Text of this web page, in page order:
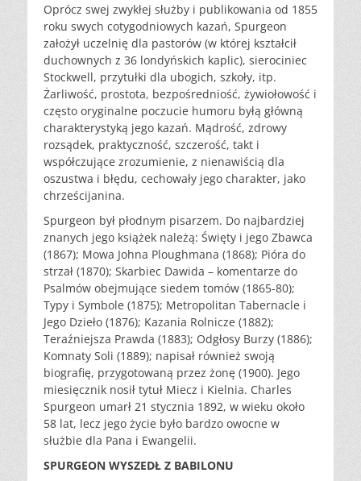
Oprócz swej zwykłej służby i publikowania od 1855
roku swych cotygodniowych kazań, Spurgeon
założył uczelnię dla pastorów (w której kształcił
duchownych z 36 londyńskich kaplic), sierociniec
Stockwell, przytułki dla ubogich, szkoły, itp.
Żarliwość, prostota, bezpośredniość, żywiołowość i
często oryginalne poczucie humoru byłą główną
charakterystyką jego kazań. Mądrość, zdrowy
rozsądek, praktyczność, szczerość, takt i
współczujące zrozumienie, z nienawiścią dla
oszustwa i błędu, cechowały jego charakter, jako
chrześcijanina.
Spurgeon był płodnym pisarzem. Do najbardziej
znanych jego książek należą: Święty i jego Zbawca
(1867); Mowa Johna Ploughmana (1868); Pióra do
strzał (1870); Skarbiec Dawida – komentarze do
Psalmów obejmujące siedem tomów (1865-80);
Typy i Symbole (1875); Metropolitan Tabernacle i
Jego Dzieło (1876); Kazania Rolnicze (1882);
Teraźniejsza Prawda (1883); Odgłosy Burzy (1886);
Komnaty Soli (1889); napisał również swoją
biografię, przygotowaną przez żonę (1900). Jego
miesięcznik nosił tytuł Miecz i Kielnia. Charles
Spurgeon umarł 21 stycznia 1892, w wieku około
58 lat, lecz jego życie było bardzo owocne w
służbie dla Pana i Ewangelii.
SPURGEON WYSZEDŁ Z BABILONU